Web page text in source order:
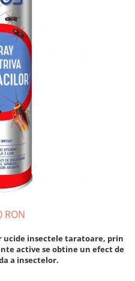
RON
ucide insectele taratoare, prin
active se obtine un efect de
a insectelor.